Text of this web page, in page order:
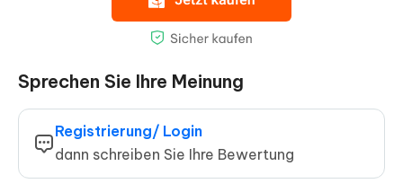
Sprechen Sie Ihre Meinung
Registrierung/ Login
dann schreiben Sie Ihre Bewertung